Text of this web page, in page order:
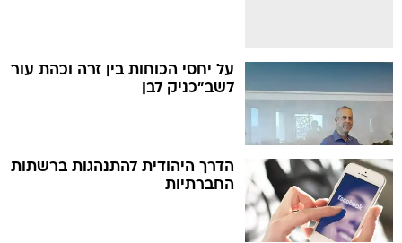
על יחסי הכוחות בין זרה וכהת עור
לשב"כניק לבן
הדרך היהודית להתנהגות ברשתות
החברתיות